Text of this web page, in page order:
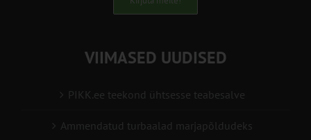
VIIMASED UUDISED
PIKK.ee teekond ühtsesse teabesalve
Ammendatud turbaalad marjapõldudeks